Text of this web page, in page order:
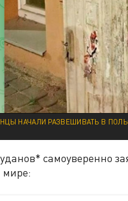
НАЧАЛИ РАЗВЕШИВАТЬ В
самоуверенно
мире: